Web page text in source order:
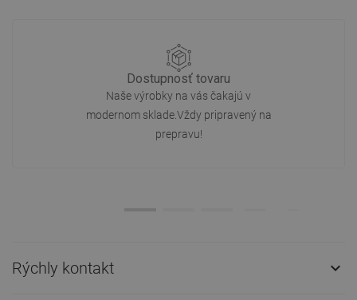
Dostupnosť tovaru
Naše výrobky na vás čakajú v
modernom sklade.Vždy pripravený na
prepravu!
Rýchly kontakt 